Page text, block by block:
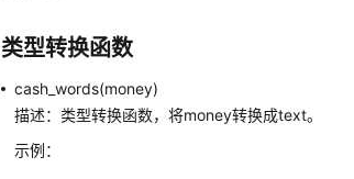
类型转换函数
cash_words(money)
描述：类型转换函数，将money转换成text。
示例：